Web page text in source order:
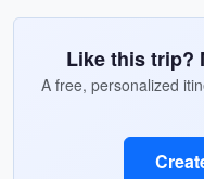
Like this trip?
A free, personalized